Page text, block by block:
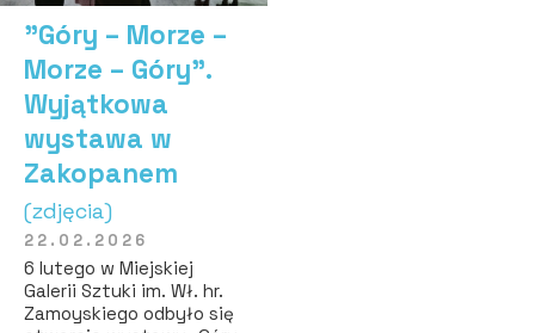
"Góry – Morze –
Morze – Góry”.
Wyjątkowa
wystawa w
Zakopanem
(zdjęcia)
22.02.2026
6 lutego w Miejskiej
Galerii Sztuki im. Wł. hr.
Zamoyskiego odbyło się